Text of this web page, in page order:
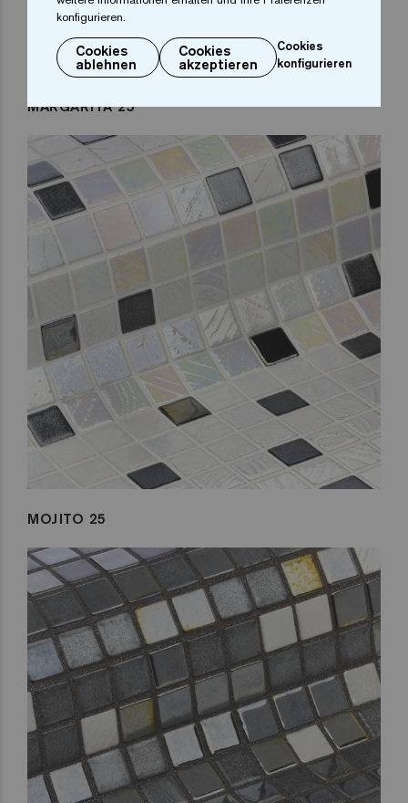
MARGARITA 25
MOJITO 25
konfigurieren.
Cookies
ablehnen
Cookies
akzeptieren
Cookies
konfigurieren